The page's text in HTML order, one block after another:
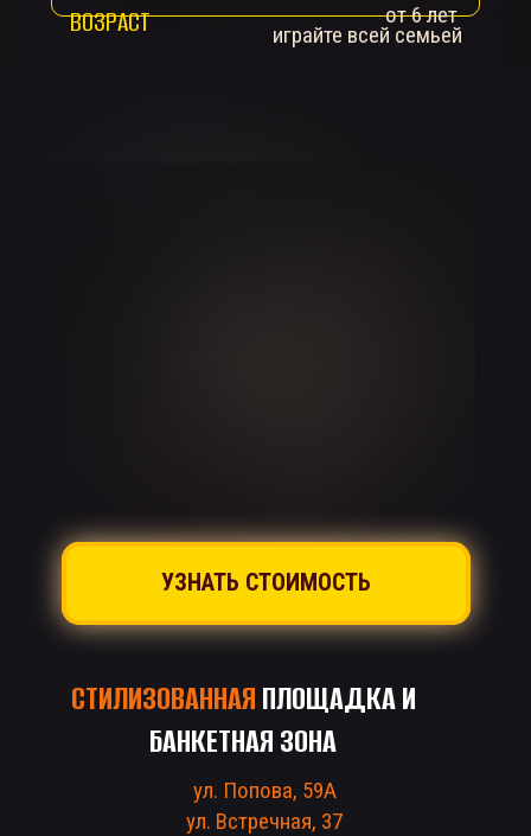
от 6 лет
играйте всей семьей
ВОЗРАСТ
УЗНАТЬ СТОИМОСТЬ
ул. Попова, 59А
ул. Встречная, 37
СТИЛИЗОВАННАЯПЛОЩАДКА И
БАНКЕТНАЯ ЗОНА